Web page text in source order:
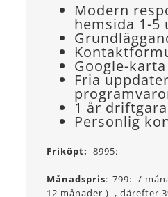
Modern
hemsida 1-5
Google-karta
Fria
1 år
Personlig
Friköpt: 8995:-
Månadspris: 799:- /
12 månader ) , därefter